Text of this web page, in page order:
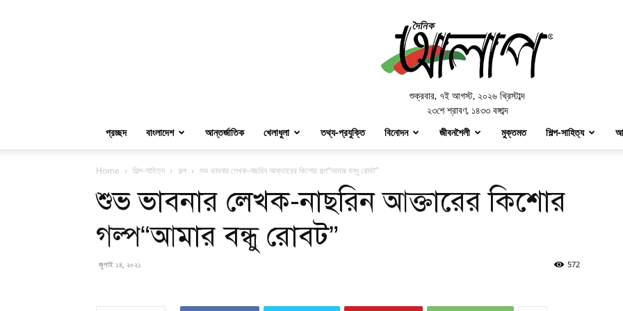
Alap
শুক্রবার, ৭ই আগস্ট, ২০২৬ খ্রিস্টাব্দ
২৩শে শ্রাবণ, ১৪৩৩ বঙ্গাব্দ
প্রচ্ছদ
বাংলাদেশ আন্তর্জাতিক খেলাধুলা তথ্য-প্রযুক্তি বিনোদন জীবনশৈলী মুক্তমত শিল্প-সাহিত্য
Home শিল্প-সাহিত্য গল্প শুভ ভাবনার লেখক-নাছরিন আক্তারের কিশোর গল্প“আমার বন্ধু রোবট”
শুভ ভাবনার লেখক-নাছরিন আক্তারের কিশোর
গল্প“আমার বন্ধু রোবট”
জুলাই ১৪, ২০২১ 572